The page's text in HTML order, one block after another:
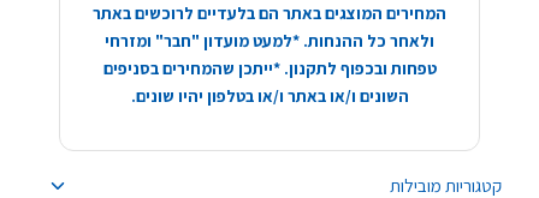
קטגוריות מובילות
המחירים המוצגים באתר הם בלעדיים לרוכשים באתר
ולאחר כל ההנחות. *למעט מועדון "חבר" ומזרחי
טפחות ובכפוף לתקנון. *ייתכן שהמחירים בסניפים
השונים ו/או באתר ו/או בטלפון יהיו שונים.